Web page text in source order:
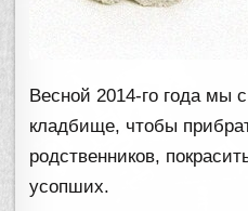
Весной 2014-го года мы
кладбище, чтобы
родственников,
усопших.